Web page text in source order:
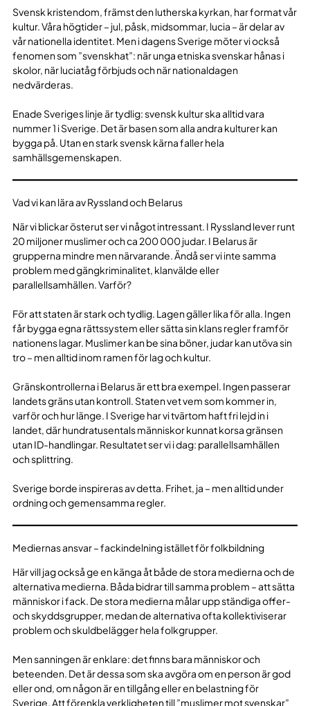
Svensk kristendom, främst den lutherska kyrkan, har format vår
kultur. Våra högtider – jul, påsk, midsommar, lucia – är delar av
vår nationella identitet. Men i dagens Sverige möter vi också
fenomen som ”svenskhat”: när unga etniska svenskar hånas i
skolor, när luciatåg förbjuds och när nationaldagen
nedvärderas.
Enade Sveriges linje är tydlig: svensk kultur ska alltid vara
nummer 1 i Sverige. Det är basen som alla andra kulturer kan
bygga på. Utan en stark svensk kärna faller hela
samhällsgemenskapen.
Vad vi kan lära av Ryssland och Belarus
När vi blickar österut ser vi något intressant. I Ryssland lever runt
20 miljoner muslimer och ca 200 000 judar. I Belarus är
grupperna mindre men närvarande. Ändå ser vi inte samma
problem med gängkriminalitet, klanvälde eller
parallellsamhällen. Varför?
För att staten är stark och tydlig. Lagen gäller lika för alla. Ingen
får bygga egna rättssystem eller sätta sin klans regler framför
nationens lagar. Muslimer kan be sina böner, judar kan utöva sin
tro – men alltid inom ramen för lag och kultur.
Gränskontrollerna i Belarus är ett bra exempel. Ingen passerar
landets gräns utan kontroll. Staten vet vem som kommer in,
varför och hur länge. I Sverige har vi tvärtom haft fri lejd in i
landet, där hundratusentals människor kunnat korsa gränsen
utan ID-handlingar. Resultatet ser vi i dag: parallellsamhällen
och splittring.
Sverige borde inspireras av detta. Frihet, ja – men alltid under
ordning och gemensamma regler.
Mediernas ansvar – fackindelning istället för folkbildning
Här vill jag också ge en känga åt både de stora medierna och de
alternativa medierna. Båda bidrar till samma problem – att sätta
människor i fack. De stora medierna målar upp ständiga offer-
och skyddsgrupper, medan de alternativa ofta kollektiviserar
problem och skuldbelägger hela folkgrupper.
Men sanningen är enklare: det finns bara människor och
beteenden. Det är dessa som ska avgöra om en person är god
eller ond, om någon är en tillgång eller en belastning för
Sverige. Att förenkla verkligheten till ”muslimer mot svenskar”